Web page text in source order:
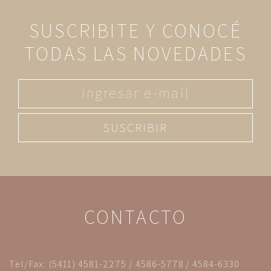
SUSCRIBITE Y CONOCÉ
TODAS LAS NOVEDADES
SUSCRIBIR
CONTACTO
Tel/Fax: (5411) 4581-2275 / 4586-5778 / 4584-6330